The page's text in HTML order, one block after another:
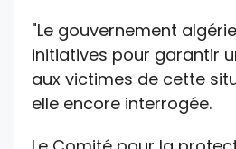
"Le gouvernement
initiatives pour garantir
aux victimes de cette
elle encore interrogée.